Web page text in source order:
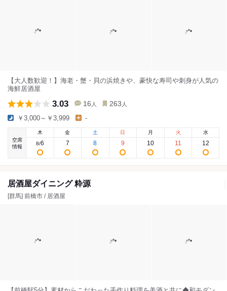
【大人数歓迎！】海老・蟹・貝の浜焼きや、豪快な寿司や刺身が人気の
海鮮居酒屋
3.03 16 人 263 人
￥3,000～￥3,999 -
空席
情報
木
8/6
金
7
土
8
日
9
月
10
火
11
水
12
居酒屋ダイニング 粋源
[群馬] 前橋市 / 居酒屋